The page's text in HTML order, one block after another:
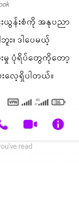
ယွန်းစံကို အနုပညာ
း။ ဒါပေမယ့်
မှု ပုံရိပ်တွေကိုတော့
လေ့ရှိပါတယ်။